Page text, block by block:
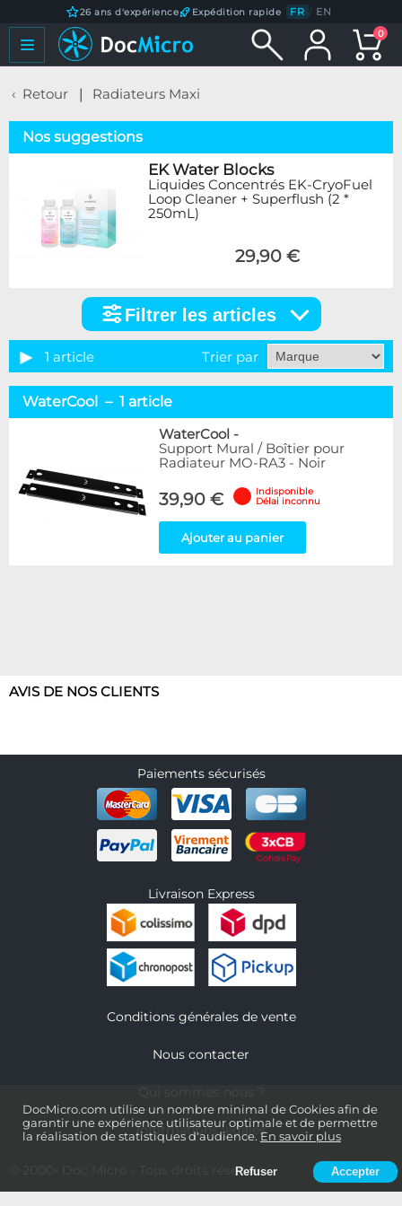
DocMicro.com utilise un nombre minimal de Cookies afin de
garantir une expérience utilisateur optimale et de permettre
la réalisation de statistiques d'audience. En savoir plus
Refuser Accepter
26 ans d'expérience Expédition rapide FR / EN
0
Retour Radiateurs Maxi
Nos suggestions
EK Water Blocks
Liquides Concentrés EK-CryoFuel
Loop Cleaner + Superflush (2 *
250mL)
29,90 €
articles
Marque
Alphacool
6
1
Disponibilité / Promotions
Articles en stock
Filtrer les articles
1 article Trier par
WaterCool – 1 article
WaterCool -
Support Mural / Boîtier pour
Radiateur MO-RA3 - Noir
39,90 €
Indisponible
Délai inconnu
Ajouter au panier
AVIS DE NOS CLIENTS
Paiements sécurisés
Livraison Express
Conditions générales de vente
Nous contacter
Informations légales
- Tous droits réservés